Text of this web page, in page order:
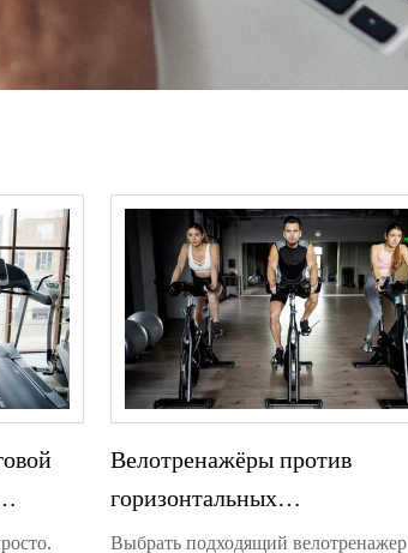
Велотренажёры против
горизонтальных
велотренажёров: что лучше?
Выбрать подходящий велотренажер